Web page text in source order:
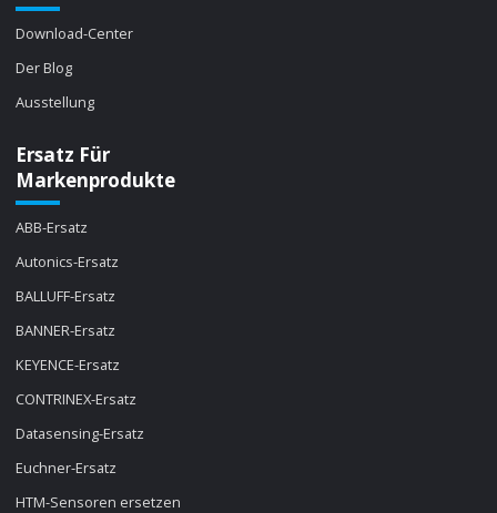
Download-Center
Der Blog
Ausstellung
Ersatz Für
Markenprodukte
ABB-Ersatz
Autonics-Ersatz
BALLUFF-Ersatz
BANNER-Ersatz
KEYENCE-Ersatz
CONTRINEX-Ersatz
Datasensing-Ersatz
Euchner-Ersatz
HTM-Sensoren ersetzen